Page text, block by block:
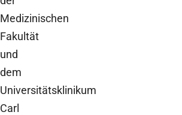
Medizinischen
Fakultät
und
dem
Universitätsklinikum
Carl